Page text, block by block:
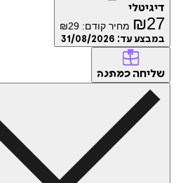
דיגיטלי
₪27 מחיר קודם: ₪29
במבצע עד: 31/08/2026
שליחה כמתנה